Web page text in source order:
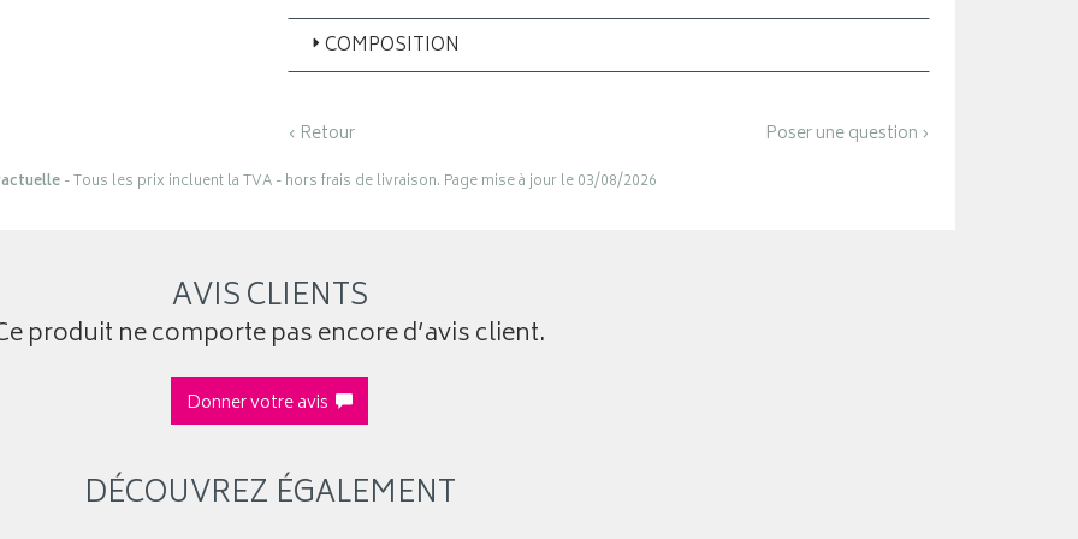
COMPOSITION
‹ Retour Poser une question ›
- Tous les prix incluent la TVA - hors frais de livraison. Page mise à jour le 03/08/2026
AVIS CLIENTS
produit ne comporte pas encore d’avis client.
Donner votre avis
DÉCOUVREZ ÉGALEMENT